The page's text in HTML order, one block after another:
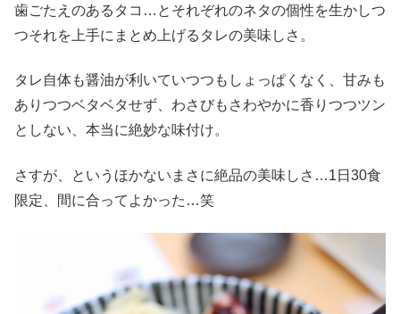
歯ごたえのあるタコ…とそれぞれのネタの個性を生かしつ
つそれを上手にまとめ上げるタレの美味しさ。
タレ自体も醤油が利いていつつもしょっぱくなく、甘みも
ありつつベタベタせず、わさびもさわやかに香りつつツン
としない、本当に絶妙な味付け。
さすが、というほかないまさに絶品の美味しさ…1日30食
限定、間に合ってよかった…笑